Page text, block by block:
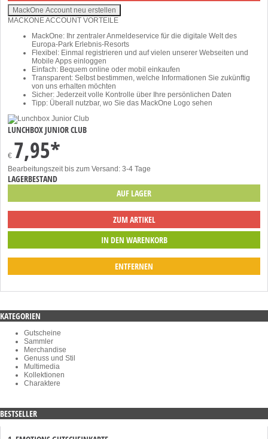
MACKONE ACCOUNT VORTEILE
MackOne: Ihr zentraler Anmeldeservice für die digitale Welt des
Europa-Park Erlebnis-Resorts
Flexibel: Einmal registrieren und auf vielen unserer Webseiten und
Mobile Apps einloggen
Einfach: Bequem online oder mobil einkaufen
Transparent: Selbst bestimmen, welche Informationen Sie zukünftig
von uns erhalten möchten
Sicher: Jederzeit volle Kontrolle über Ihre persönlichen Daten
Tipp: Überall nutzbar, wo Sie das MackOne Logo sehen
LUNCHBOX JUNIOR CLUB
€ 7,95*
Bearbeitungszeit bis zum Versand: 3-4 Tage
LAGERBESTAND
AUF LAGER
ZUM ARTIKEL
ENTFERNEN
KATEGORIEN
Gutscheine
Sammler
Merchandise
Genuss und Stil
Multimedia
Kollektionen
Charaktere
BESTSELLER